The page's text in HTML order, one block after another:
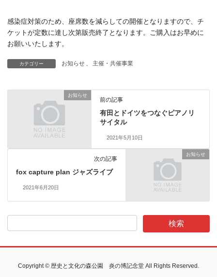
感染症対策のため、座席数を減らしての開催となりますので、チ
ケットが定数に達し次第販売終了となります。ご購入はお早めに
お願いいたします。
カテゴリー お知らせ 、 主催・共催事業
お知らせ
前の記事
有田とドイツをつなぐピアノリ
サイタル
2021年5月10日
お知らせ
次の記事
fox capture plan ジャズライブ
2021年6月20日
Copyright © 歴史と文化の森公園 炎の博記念堂 All Rights Reserved.